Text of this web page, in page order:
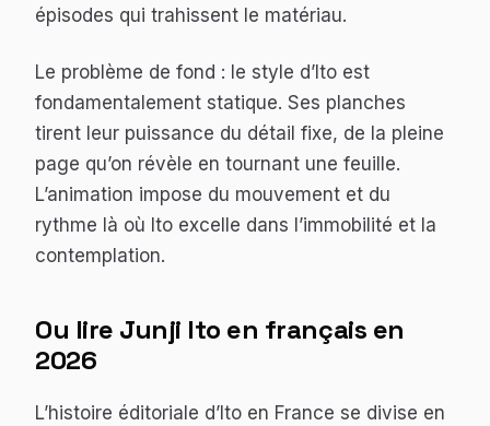
épisodes qui trahissent le matériau.
Le problème de fond : le style d’Ito est
fondamentalement statique. Ses planches
tirent leur puissance du détail fixe, de la pleine
page qu’on révèle en tournant une feuille.
L’animation impose du mouvement et du
rythme là où Ito excelle dans l’immobilité et la
contemplation.
Ou lire Junji Ito en français en
2026
L’histoire éditoriale d’Ito en France se divise en